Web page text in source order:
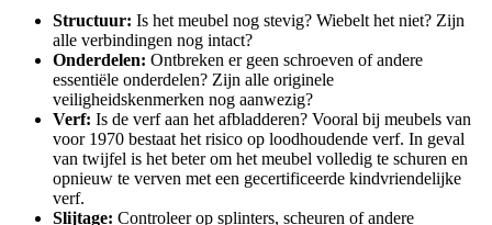
Structuur: Is het meubel nog stevig? Wiebelt het niet? Zijn
alle verbindingen nog intact?
Onderdelen: Ontbreken er geen schroeven of andere
essentiële onderdelen? Zijn alle originele
veiligheidskenmerken nog aanwezig?
Verf: Is de verf aan het afbladderen? Vooral bij meubels van
voor 1970 bestaat het risico op loodhoudende verf. In geval
van twijfel is het beter om het meubel volledig te schuren en
opnieuw te verven met een gecertificeerde kindvriendelijke
verf.
Slijtage: Controleer op splinters, scheuren of andere